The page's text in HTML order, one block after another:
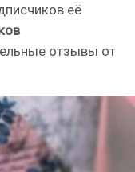
её
отзывы от